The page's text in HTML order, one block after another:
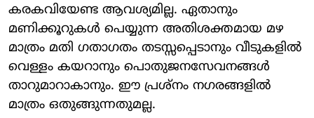
കരകവിയേണ്ട ആവശ്യമില്ല. ഏതാനും
മണിക്കൂറുകൾ പെയ്യുന്ന അതിശക്തമായ മഴ
മാത്രം മതി ഗതാഗതം തടസ്സപ്പെടാനും വീടുകളിൽ
വെള്ളം കയറാനും പൊതുജനസേവനങ്ങൾ
താറുമാറാകാനും. ഈ പ്രശ്നം നഗരങ്ങളിൽ
മാത്രം ഒതുങ്ങുന്നതുമല്ല.